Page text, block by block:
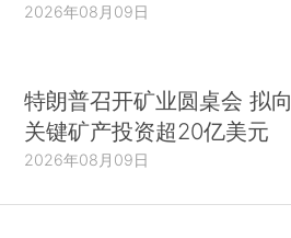
2026年08月09日
特朗普召开矿业圆桌会 拟向
关键矿产投资超20亿美元
2026年08月09日